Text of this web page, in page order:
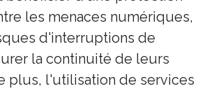
les menaces numériques,
d'interruptions de
la continuité de leurs
plus, l'utilisation de services